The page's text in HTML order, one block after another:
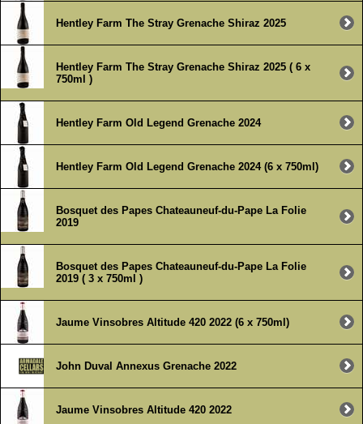
Hentley Farm The Stray Grenache Shiraz 2025
Hentley Farm The Stray Grenache Shiraz 2025 ( 6 x
750ml )
Hentley Farm Old Legend Grenache 2024
Hentley Farm Old Legend Grenache 2024 (6 x 750ml)
Bosquet des Papes Chateauneuf-du-Pape La Folie
2019
Bosquet des Papes Chateauneuf-du-Pape La Folie
2019 ( 3 x 750ml )
Jaume Vinsobres Altitude 420 2022 (6 x 750ml)
John Duval Annexus Grenache 2022
Jaume Vinsobres Altitude 420 2022